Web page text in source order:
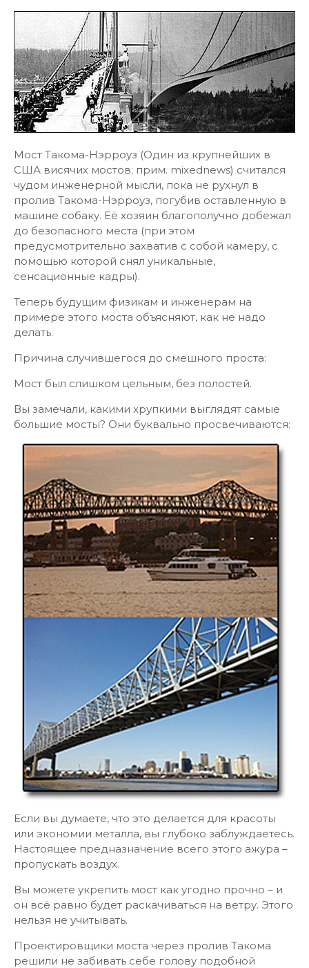
Мост Такома-Нэрроуз (Один из крупнейших в
США висячих мостов; прим. mixednews) считался
чудом инженерной мысли, пока не рухнул в
пролив Такома-Нэрроуз, погубив оставленную в
машине собаку. Её хозяин благополучно добежал
до безопасного места (при этом
предусмотрительно захватив с собой камеру, с
помощью которой снял уникальные,
сенсационные кадры).
Теперь будущим физикам и инженерам на
примере этого моста объясняют, как не надо
делать.
Причина случившегося до смешного проста:
Мост был слишком цельным, без полостей.
Вы замечали, какими хрупкими выглядят самые
большие мосты? Они буквально просвечиваются:
Если вы думаете, что это делается для красоты
или экономии металла, вы глубоко заблуждаетесь.
Настоящее предназначение всего этого ажура –
пропускать воздух.
Вы можете укрепить мост как угодно прочно – и
он всё равно будет раскачиваться на ветру. Этого
нельзя не учитывать.
Проектировщики моста через пролив Такома
решили не забивать себе голову подобной